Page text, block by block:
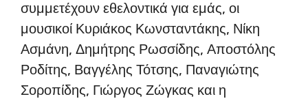
συμμετέχουν εθελοντικά για εμάς, οι
μουσικοί Κυριάκος Κωνσταντάκης, Νίκη
Ασμάνη, Δημήτρης Ρωσσίδης, Αποστόλης
Ροδίτης, Βαγγέλης Τότσης, Παναγιώτης
Σοροπίδης, Γιώργος Ζώγκας και η